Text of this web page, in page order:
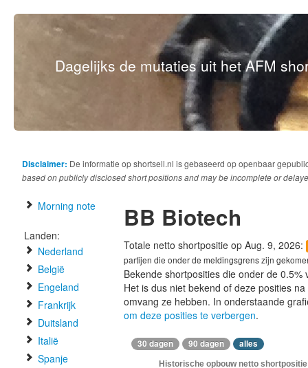
Dagelijks de mutaties uit het AFM
Disclaimer: De informatie op shortsell.nl is gebaseerd op openbaar
based on publicly disclosed short positions and may be incomplete or
Morning note
Landen:
Nederland
België
Engeland
Frankrijk
Duitsland
Italië
Spanje
BB Biotech
Totale netto shortpositie op Aug. 9, 2026:
partijen die onder de meldingsgrens zijn
Bekende shortposities die onder de
Het is dus niet bekend of deze posities
omvang ze hebben. In onderstaande
om deze posities te verbergen.
30 dagen 90 dagen alles
Historische opbouw netto